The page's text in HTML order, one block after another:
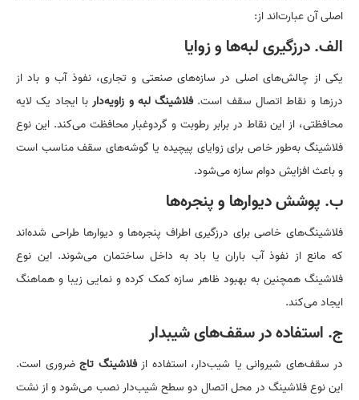
اصلی آن عبارت‌اند از:
الف. درزگیری لبه‌ها و زوایا
یکی از چالش‌های اصلی در سازه‌های صنعتی و تجاری، نفوذ آب و باد از
درزها و نقاط اتصال سقف است.فلاشینگ لبه و زاویه‌داربا ایجاد یک لایه
محافظتی، از این نقاط در برابر رطوبت و گردوغبار محافظت می‌کند. این نوع
فلاشینگ به‌طور خاص برای زوایای پیچیده یا گوشه‌های سقف مناسب است
و باعث افزایش دوام سازه می‌شود.
ب. پوشش دیوارها و پنجره‌ها
فلاشینگ‌های خاصی برای درزگیری اطراف پنجره‌ها و دیوارها طراحی شده‌اند
که مانع از نفوذ آب باران یا باد به داخل ساختمان می‌شوند. این نوع
فلاشینگ همچنین به بهبود ظاهر سازه کمک کرده و نمایی زیبا و هماهنگ
ایجاد می‌کند.
ج. استفاده در سقف‌های شیبدار
در سقف‌های شیروانی یا شیب‌دار، استفاده ازفلاشینگ تاج ضروری است.
این نوع فلاشینگ در محل اتصال دو سطح شیب‌دار نصب می‌شود و از نشت